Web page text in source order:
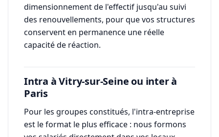
dimensionnement de l'effectif jusqu'au suivi
des renouvellements, pour que vos structures
conservent en permanence une réelle
capacité de réaction.
Intra à Vitry-sur-Seine ou inter à
Paris
Pour les groupes constitués, l'intra-entreprise
est le format le plus efficace : nous formons